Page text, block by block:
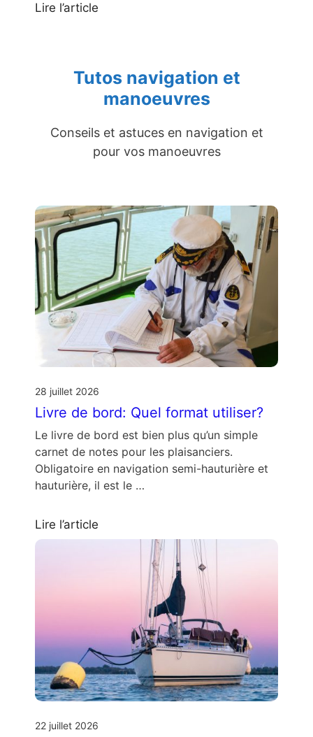
Lire l’article
Tutos navigation et
manoeuvres
Conseils et astuces en navigation et
pour vos manoeuvres
28 juillet 2026
Livre de bord: Quel format utiliser?
Le livre de bord est bien plus qu’un simple
carnet de notes pour les plaisanciers.
Obligatoire en navigation semi-hauturière et
hauturière, il est le …
Lire l’article
22 juillet 2026